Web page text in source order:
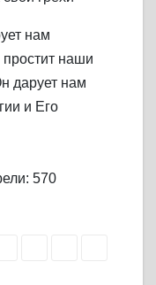
нам
наши
дарует нам
и Его
570